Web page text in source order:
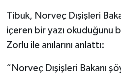
Tibuk, Norveç Dışişleri
içeren bir yazı okuduğunu
Zorlu ile anılarını anlattı:
“Norveç Dışişleri Bakanı